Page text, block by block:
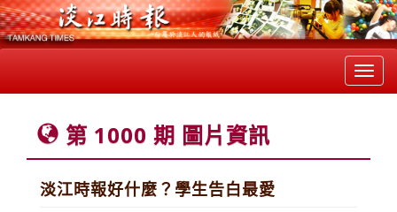
第 1000 期 圖片資訊
淡江時報好什麼？學生告白最愛